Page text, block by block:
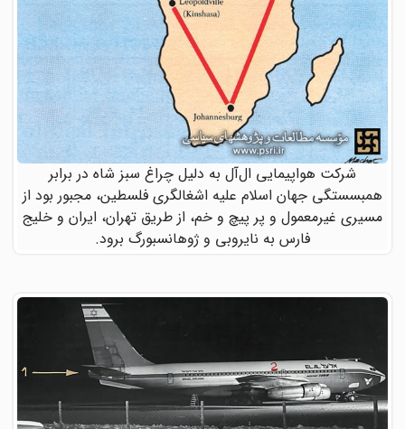
شرکت هواپیمایی ال‌آل به دلیل چراغ سبز شاه در برابر
همبسستگی جهان اسلام علیه اشغالگری فلسطین، مجبور بود از
مسیری غیرمعمول و پر پیچ و خم، از طریق تهران، ایران و خلیج
فارس به نایروبی و ژوهانسبورگ برود.